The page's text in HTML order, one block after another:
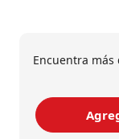
Encuentra